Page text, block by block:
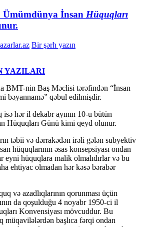
İnsan Hüquqları
Bir şərh yazın
YAZILARI
BMT-nin Baş Məclisi tərəfindən “İnsan
bəyannamə” qəbul edilmişdir.
hər il dekabr ayının 10-u bütün
Hüquqları Günü kimi qeyd olunur.
təbii və dərrakədən irəli gələn subyektiv
hüquqlarının əsas konsepsiyası ondan
eyni hüquqlara malik olmalıdırlar və bu
ehtiyac olmadan hər kəsə bərabər
və azadlıqlarının qorunması üçün
da qoşulduğu 4 noyabr 1950-ci il
Konvensiyası mövcuddur. Bu
müqavilələrdən başlıca fərqi ondan